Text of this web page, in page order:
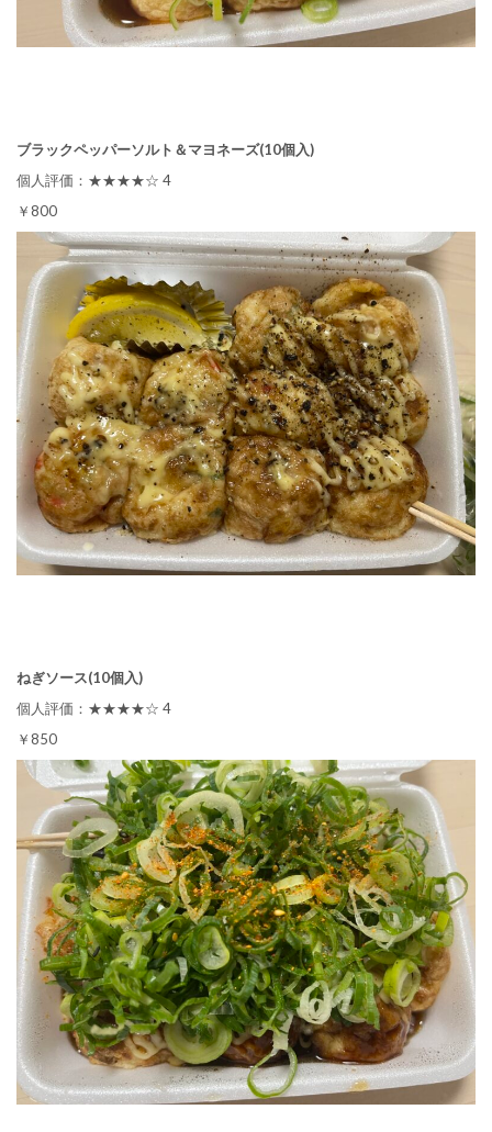
ブラックペッパーソルト＆マヨネーズ(10個入)
個人評価：★★★★☆ 4
￥800
ねぎソース(10個入)
個人評価：★★★★☆ 4
￥850